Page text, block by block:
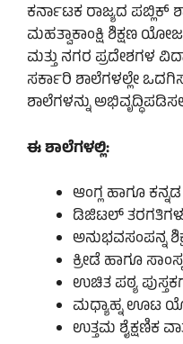
ಕರ್ನಾಟಕ ರಾಜ್ಯದ ಪಬ್ಲಿಕ್
ಮಹತ್ವಾಕಾಂಕ್ಷಿ ಶಿಕ್ಷಣ
ಮತ್ತು ನಗರ ಪ್ರದೇಶಗಳ
ಸರ್ಕಾರಿ ಶಾಲೆಗಳಲ್ಲೇ
ಶಾಲೆಗಳನ್ನು
ಈ ಶಾಲೆಗಳಲ್ಲಿ:
ಆಂಗ್ಲ ಹಾಗೂ
ಡಿಜಿಟಲ್
ಅನುಭವಸಂಪನ್ನ
ಕ್ರೀಡೆ ಹಾಗೂ
ಉಚಿತ ಪಠ್ಯ
ಮಧ್ಯಾಹ್ನ ಊಟ
ಉತ್ತಮ ಶೈಕ್ಷಣಿಕ